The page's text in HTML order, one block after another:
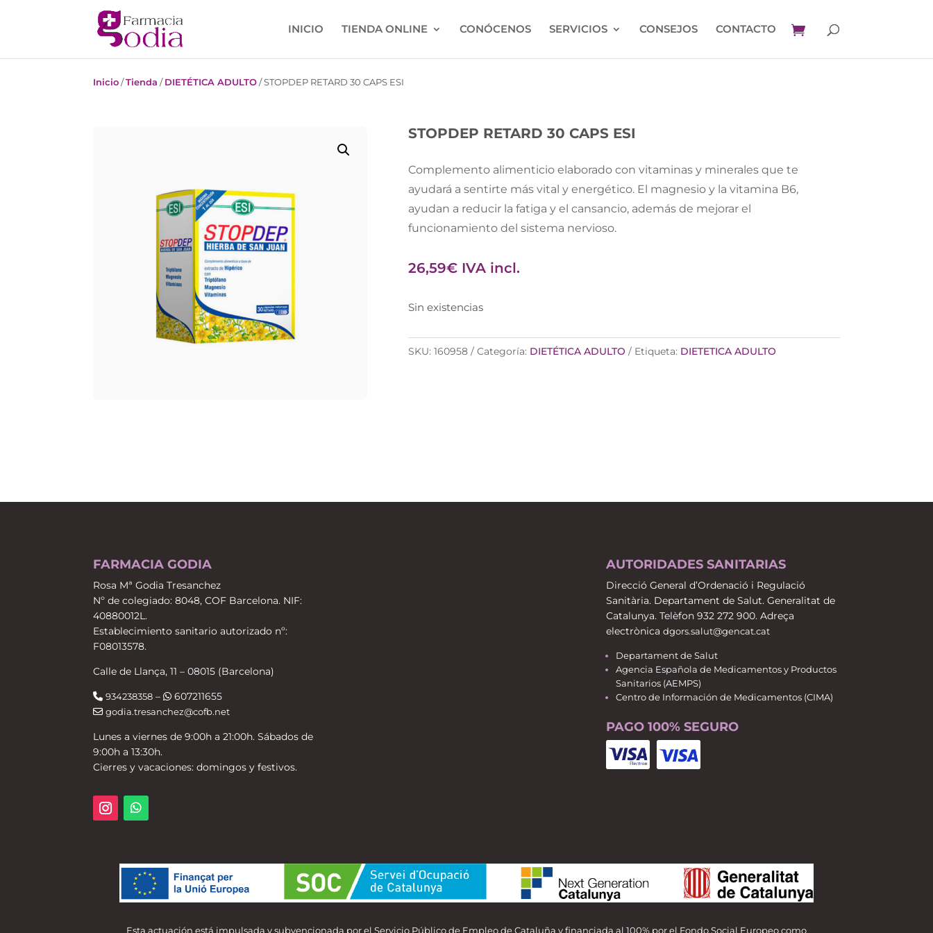
INICIO TIENDA ONLINE CONÓCENOS SERVICIOS CONSEJOS CONTACTO
Inicio/Tienda /DIETÉTICA ADULTO/STOPDEP RETARD 30 CAPS ESI
STOPDEP RETARD 30 CAPS ESI
Complemento alimenticio elaborado con vitaminas y minerales que te
ayudará a sentirte más vital y energético. El magnesio y la vitamina B6,
ayudan a reducir la fatiga y el cansancio, además de mejorar el
funcionamiento del sistema nervioso.
26,59€ IVA incl.
Sin existencias
SKU:160958 Categoría: DIETÉTICA ADULTO Etiqueta: DIETETICA ADULTO
FARMACIA GODIA
Rosa Mª Godia Tresanchez
Nº de colegiado: 8048, COF Barcelona. NIF:
40880012L.
Establecimiento sanitario autorizado nº:
F08013578.
Calle de Llança, 11 – 08015 (Barcelona)
934238358 – 607211655
godia.tresanchez@cofb.net
Lunes a viernes de 9:00h a 21:00h. Sábados de
9:00h a 13:30h.
Cierres y vacaciones: domingos y festivos.
AUTORIDADES SANITARIAS
Direcció General d’Ordenació i Regulació
Sanitària. Departament de Salut. Generalitat de
Catalunya. Telèfon 932 272 900. Adreça
electrònica dgors.salut@gencat.cat
Departament de Salut
Agencia Española de Medicamentos y Productos
Sanitarios (AEMPS)
Centro de Información de Medicamentos (CIMA)
PAGO 100% SEGURO
Esta actuación está impulsada y subvencionada por el Servicio Público de Empleo de Cataluña y financiada al 100% por el Fondo Social Europeo como